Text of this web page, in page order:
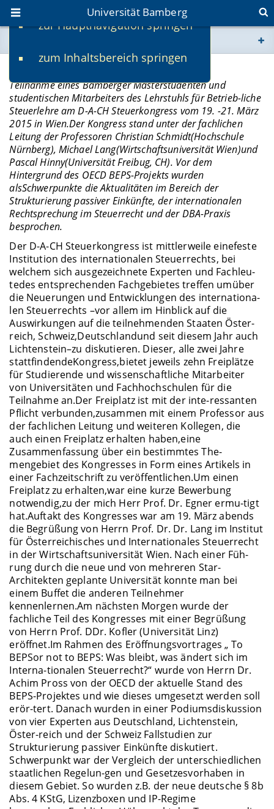
zur Hauptnavigation springen
zum Inhaltsbereich springen
Universität Bamberg
www.uni-bamberg.de
univis.uni-bamberg.de
fis.uni-bamberg.de
D-A-CH Steuerkongress 2015
Teilnahme eines Bamberger Masterstudenten und
studentischen Mitarbeiters des Lehrstuhls für Betrieb-liche
Steuerlehre am D-A-CH Steuerkongress vom 19. -21. März
2015 in Wien.Der Kongress stand unter der fachlichen
Leitung der Professoren Christian Schmidt(Hochschule
Nürnberg), Michael Lang(Wirtschaftsuniversität Wien)und
Pascal Hinny(Universität Freibug, CH). Vor dem
Hintergrund des OECD BEPS-Projekts wurden
alsSchwerpunkte die Aktualitäten im Bereich der
Strukturierung passiver Einkünfte, der internationalen
Rechtsprechung im Steuerrecht und der DBA-Praxis
besprochen.
Der D-A-CH Steuerkongress ist mittlerweile einefeste
Institution des internationalen Steuerrechts, bei
welchem sich ausgezeichnete Experten und Fachleu-
tedes entsprechenden Fachgebietes treffen umüber
die Neuerungen und Entwicklungen des internationa-
len Steuerrechts –vor allem im Hinblick auf die
Auswirkungen auf die teilnehmenden Staaten Öster-
reich, Schweiz,Deutschlandund seit diesem Jahr auch
Lichtenstein–zu diskutieren. Dieser, alle zwei Jahre
stattfindendeKongress,bietet jeweils zehn Freiplätze
für Studierende und wissenschaftliche Mitarbeiter
von Universitäten und Fachhochschulen für die
Teilnahme an.Der Freiplatz ist mit der inte-ressanten
Pflicht verbunden,zusammen mit einem Professor aus
der fachlichen Leitung und weiteren Kollegen, die
auch einen Freiplatz erhalten haben,eine
Zusammenfassung über ein bestimmtes The-
mengebiet des Kongresses in Form eines Artikels in
einer Fachzeitschrift zu veröffentlichen.Um einen
Freiplatz zu erhalten,war eine kurze Bewerbung
notwendig,zu der mich Herr Prof. Dr. Egner ermu-tigt
hat.Auftakt des Kongresses war am 19. März abends
die Begrüßung von Herrn Prof. Dr. Dr. Lang im Institut
für Österreichisches und Internationales Steuerrecht
in der Wirtschaftsuniversität Wien. Nach einer Füh-
rung durch die neue und von mehreren Star-
Architekten geplante Universität konnte man bei
einem Buffet die anderen Teilnehmer
kennenlernen.Am nächsten Morgen wurde der
fachliche Teil des Kongresses mit einer Begrüßung
von Herrn Prof. DDr. Kofler (Universität Linz)
eröffnet.Im Rahmen des Eröffnungsvortrages „ To
BEPSor not to BEPS: Was bleibt, was ändert sich im
Interna-tionalen Steuerrecht?“ wurde von Herrn Dr.
Achim Pross von der OECD der aktuelle Stand des
BEPS-Projektes und wie dieses umgesetzt werden soll
erör-tert. Danach wurden in einer Podiumsdiskussion
von vier Experten aus Deutschland, Lichtenstein,
Öster-reich und der Schweiz Fallstudien zur
Strukturierung passiver Einkünfte diskutiert.
Schwerpunkt war der Vergleich der unterschiedlichen
staatlichen Regelun-gen und Gesetzesvorhaben in
diesem Gebiet. So wurden z.B. der neue deutsche § 8b
Abs. 4 KStG, Lizenzboxen und IP-Regime